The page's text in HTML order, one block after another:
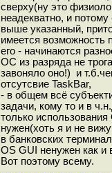
сверху(ну это
неадекватно, и потому
выше указанный,
имеется возможность
его - начинаются
ОС из разряда не
завоняло оно!) и
отсутсвие TaskBar,
- в общем всё
задачи, кому то и в
только
нужен(хоть я и не
в банковских
OS GUI ненужен как и
Вот поэтому всему.